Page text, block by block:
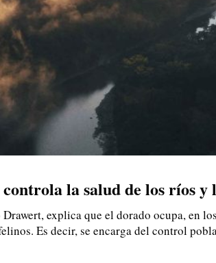
controla la salud de los ríos
explica que el dorado ocupa, en
Es decir, se encarga del control